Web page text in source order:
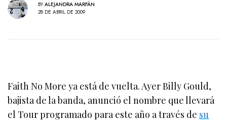
BY ALEJANDRA MARFÁN
28 DE ABRIL DE 2009
Faith No More ya está de vuelta. AyerBilly Gould,
bajista de la banda, anunció el nombre que llevará
el Tour programado para este año a través de su